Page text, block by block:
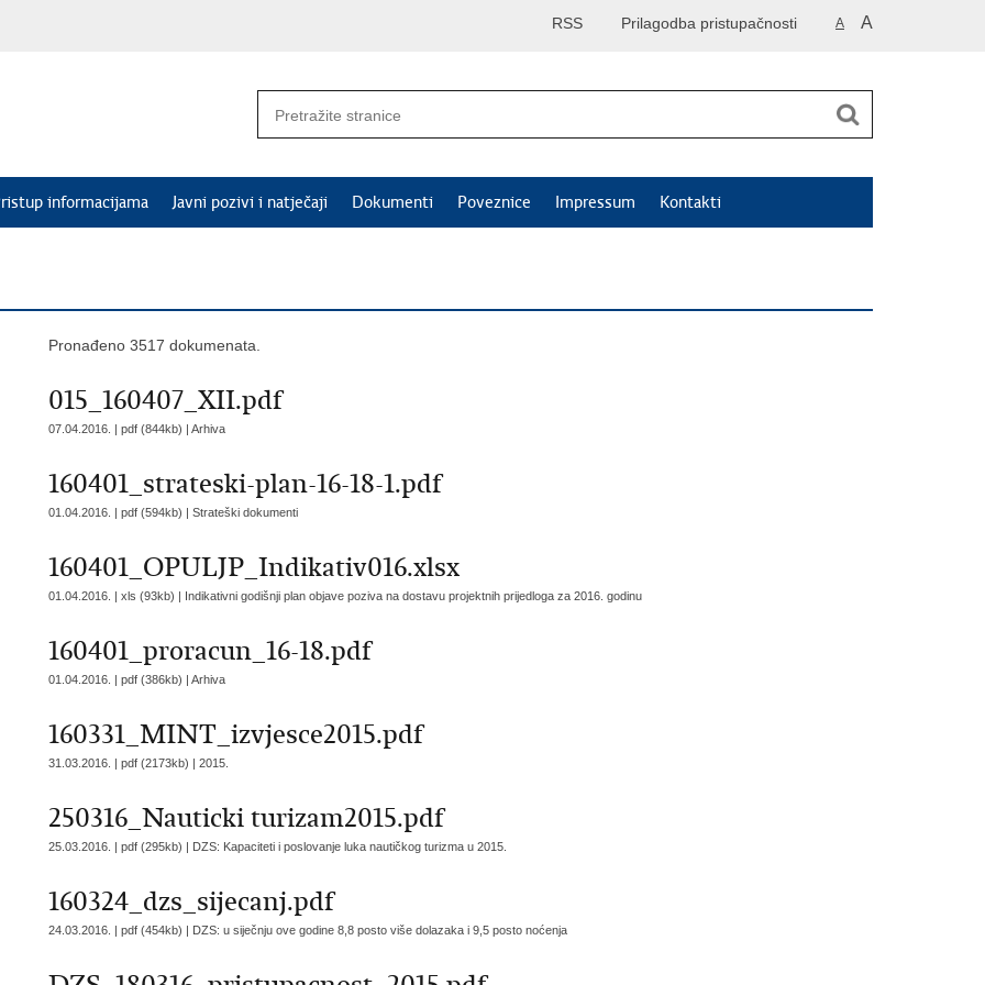
A A
Prilagodba pristupačnosti
RSS
informacijama Javni pozivi i natječaji Dokumenti Poveznice Impressum Kontakti
Pronađeno 3517 dokumenata.
015_160407_XII.pdf
07.04.2016. | pdf (844kb) | Arhiva
160401_strateski-plan-16-18-1.pdf
01.04.2016. | pdf (594kb) | Strateški dokumenti
160401_OPULJP_Indikativ016.xlsx
01.04.2016. | xls (93kb) | Indikativni godišnji plan objave poziva na dostavu projektnih prijedloga za 2016. godinu
160401_proracun_16-18.pdf
01.04.2016. | pdf (386kb) | Arhiva
160331_MINT_izvjesce2015.pdf
31.03.2016. | pdf (2173kb) | 2015.
250316_Nauticki turizam2015.pdf
25.03.2016. | pdf (295kb) | DZS: Kapaciteti i poslovanje luka nautičkog turizma u 2015.
160324_dzs_sijecanj.pdf
24.03.2016. | pdf (454kb) | DZS: u siječnju ove godine 8,8 posto više dolazaka i 9,5 posto noćenja